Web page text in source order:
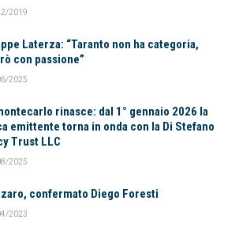
2019
Laterza: “Taranto non ha categoria,
con passione”
2025
rinasce: dal 1° gennaio 2026 la
emittente torna in onda con la Di Stefano
Trust LLC
2025
confermato Diego Foresti
2023